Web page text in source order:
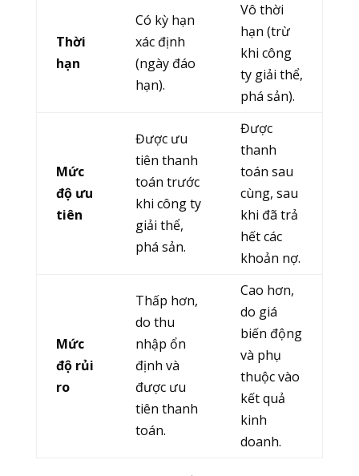
Thời
hạn
Có kỳ hạn
xác định
(ngày đáo
hạn).
Vô thời
hạn (trừ
khi công
ty giải thể,
phá sản).
Mức
độ ưu
tiên
Được ưu
tiên thanh
toán trước
khi công ty
giải thể,
phá sản.
Được
thanh
toán sau
cùng, sau
khi đã trả
hết các
khoản nợ.
Mức
độ rủi
ro
Thấp hơn,
do thu
nhập ổn
định và
được ưu
tiên thanh
toán.
Cao hơn,
do giá
biến động
và phụ
thuộc vào
kết quả
kinh
doanh.